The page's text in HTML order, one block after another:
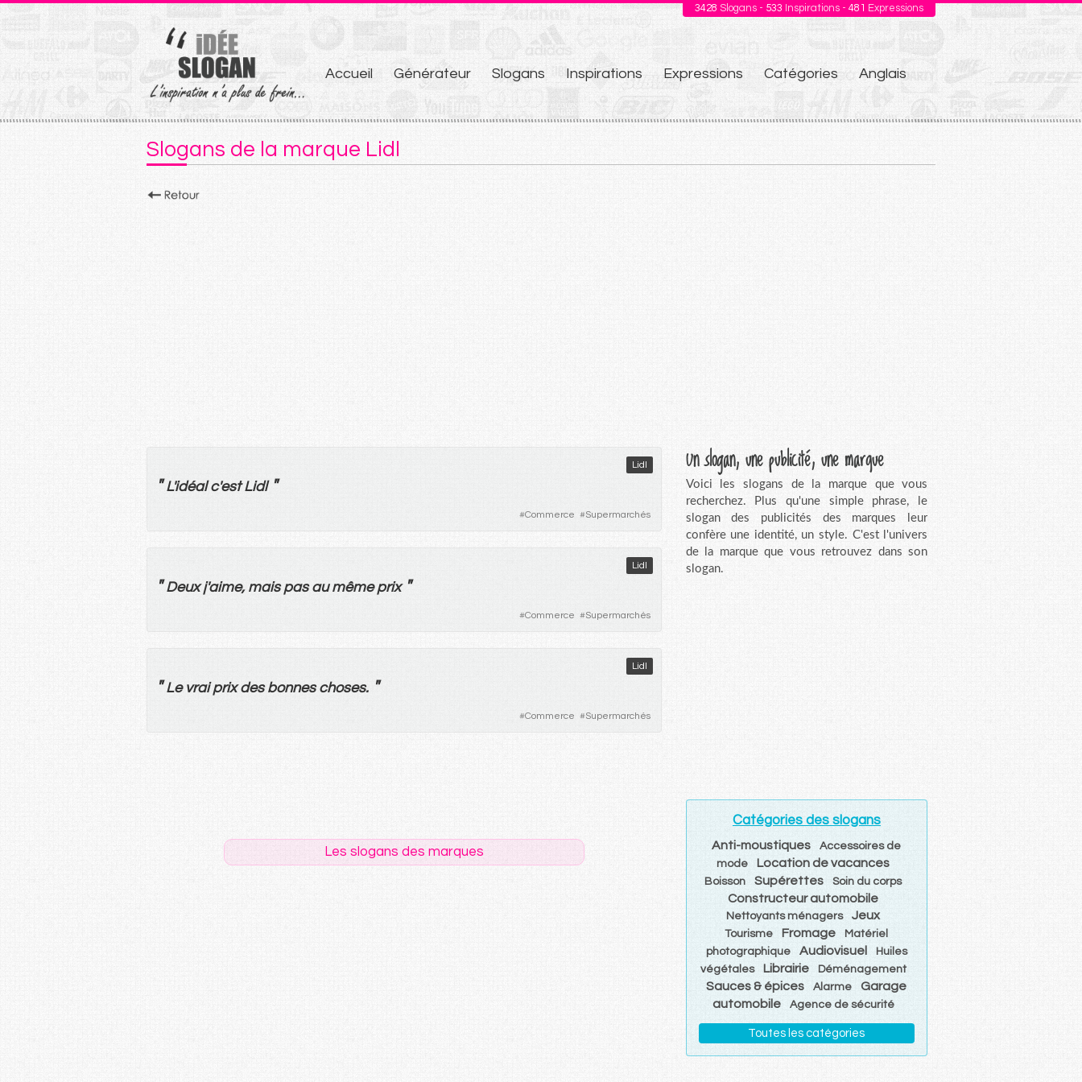
3428 Slogans - 533 Inspirations - 481 Expressions
Aller
au
contenu
Accueil Générateur Slogans Inspirations Expressions Catégories Anglais
Slogans de la marque Lidl
Lidl
"L'idéalc'estLidl "
#Commerce #Supermarchés
Lidl
" Deuxj'aime, mais pas au même prix "
#Commerce #Supermarchés
Lidl
" Le vrai prix des bonnes choses. "
#Commerce #Supermarchés
Les slogans des marques
Un slogan, une publicité, une marque
Voici les slogans de la marque que vous
recherchez. Plus qu'une simple phrase, le
slogan des publicités des marques leur
confère une identité, un style. C'est l'univers
de la marque que vous retrouvez dans son
slogan.
Catégories des slogans
Anti-moustiques
Accessoires de
mode
Location de vacances
Boisson Supérettes Soin du corps
Constructeur automobile
Nettoyants ménagers Jeux
Tourisme Fromage
Matériel
photographique
Audiovisuel
Huiles
végétales
Librairie Déménagement
Sauces & épices Alarme
Garage
automobile
Agence de sécurité
Toutes les catégories